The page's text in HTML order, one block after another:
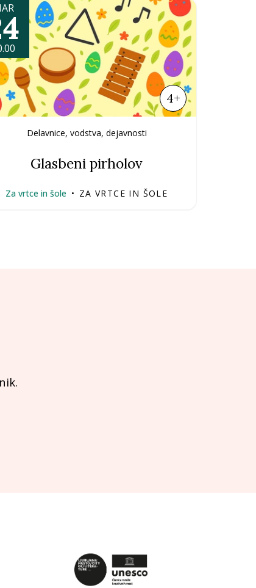
4+
Delavnice, vodstva, dejavnosti
Glasbeni pirholov
Za vrtce in šole • ZA VRTCE IN ŠOLE